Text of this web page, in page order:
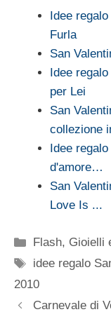
Idee
Furla
San
Idee
per Lei
San
collezione
Idee
d'amore…
San
Love Is ...
Categorie
Flash, Gioielli
Tag
idee regalo
2010
Carnevale di